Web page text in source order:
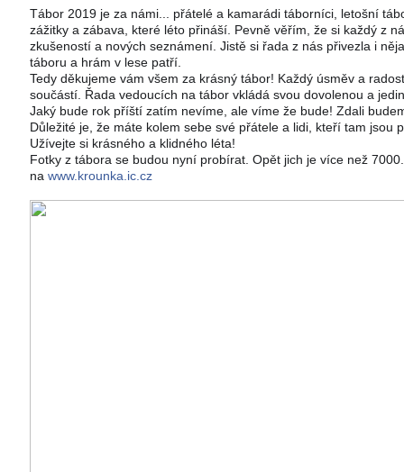
Tábor 2019 je za námi... přátelé a kamarádi táborníci, letošní
zážitky a zábava, které léto přináší. Pevně věřím, že si každý z
zkušeností a nových seznámení. Jistě si řada z nás přivezla i
táboru a hrám v lese patří.
Tedy děkujeme vám všem za krásný tábor! Každý úsměv a
součástí. Řada vedoucích na tábor vkládá svou dovolenou a
Jaký bude rok příští zatím nevíme, ale víme že bude! Zdali
Důležité je, že máte kolem sebe své přátele a lidi, kteří tam jsou
Užívejte si krásného a klidného léta!
Fotky z tábora se budou nyní probírat. Opět jich je více než
na www.krounka.ic.cz